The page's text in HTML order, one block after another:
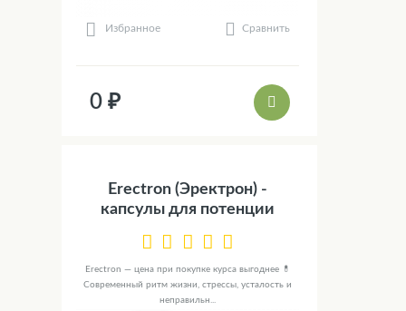
Избранное Сравнить
0 ₽
Erectron (Эректрон) -
капсулы для потенции
Erectron — цена при покупке курса выгоднее 💊
Современный ритм жизни, стрессы, усталость и
неправильн...